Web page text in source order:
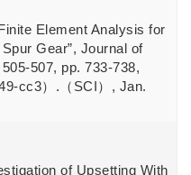
Element Analysis for
Gear”, Journal of
507, pp. 733-738,
cc3）.（SCI）, Jan.
of Upsetting With